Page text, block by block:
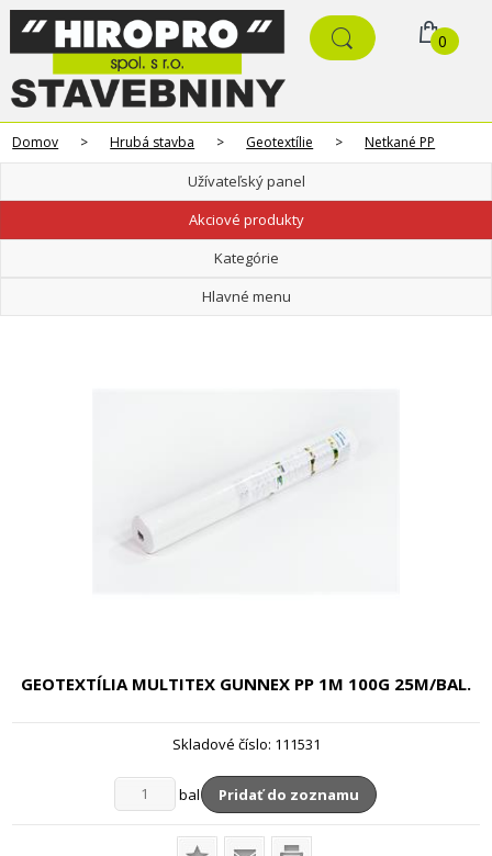
0
Domov > Hrubá stavba > Geotextílie > Netkané PP
Užívateľský panel
Akciové produkty
Kategórie
Hlavné menu
GEOTEXTÍLIA MULTITEX GUNNEX PP 1M 100G 25M/BAL.
Skladové číslo: 111531
bal Pridať do zoznamu